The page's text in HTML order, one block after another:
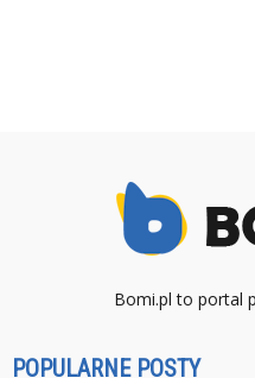
Bomi.pl to portal
POPULARNE POSTY